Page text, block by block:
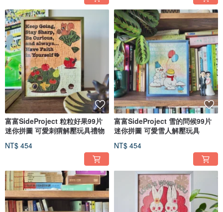
富富SideProject 粒粒好果99片
迷你拼圖 可愛刺猬解壓玩具禮物
NT$ 454
富富SideProject 雪的問候99片
迷你拼圖 可愛雪人解壓玩具
NT$ 454